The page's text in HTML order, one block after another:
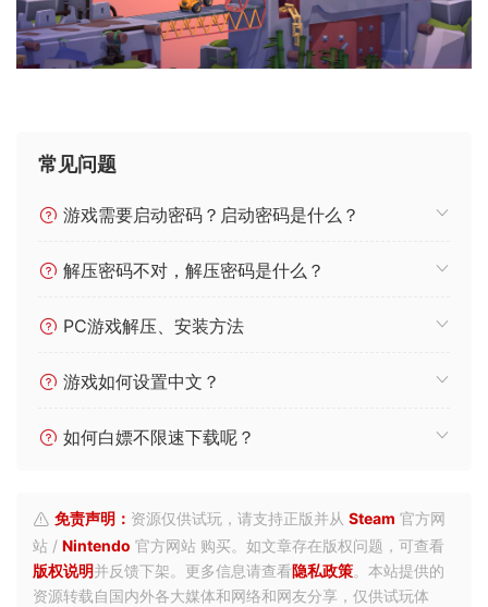
常见问题
游戏需要启动密码？启动密码是什么？
解压密码不对，解压密码是什么？
PC游戏解压、安装方法
游戏如何设置中文？
如何白嫖不限速下载呢？
免责声明： 资源仅供试玩，请支持正版并从 Steam 官方网
站 / Nintendo 官方网站 购买。如文章存在版权问题，可查看
版权说明并反馈下架。更多信息请查看隐私政策。本站提供的
资源转载自国内外各大媒体和网络和网友分享，仅供试玩体